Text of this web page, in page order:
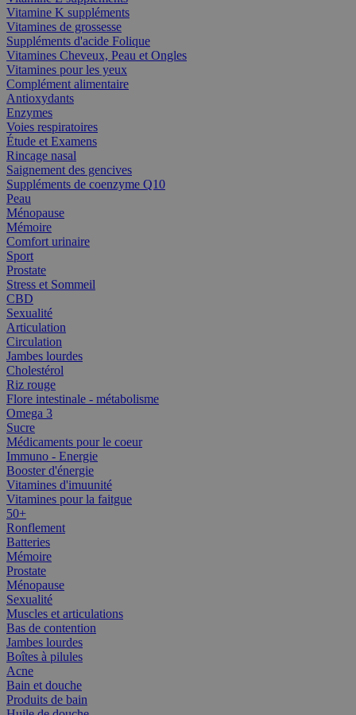
Vitamine K suppléments
Vitamines de grossesse
Suppléments d'acide Folique
Vitamines Cheveux, Peau et Ongles
Vitamines pour les yeux
Complément alimentaire
Antioxydants
Enzymes
Voies respiratoires
Étude et Examens
Rincage nasal
Saignement des gencives
Suppléments de coenzyme Q10
Peau
Ménopause
Mémoire
Comfort urinaire
Sport
Prostate
Stress et Sommeil
CBD
Sexualité
Articulation
Circulation
Jambes lourdes
Cholestérol
Riz rouge
Flore intestinale - métabolisme
Omega 3
Sucre
Médicaments pour le coeur
Immuno - Energie
Booster d'énergie
Vitamines d'imuunité
Vitamines pour la faitgue
50+
Ronflement
Batteries
Mémoire
Prostate
Ménopause
Sexualité
Muscles et articulations
Bas de contention
Jambes lourdes
Boîtes à pilules
Acne
Bain et douche
Produits de bain